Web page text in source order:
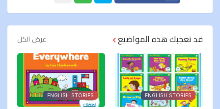
قد تعجبك هذه المواضيع عرض الكل
ENGLISH STORIES
ENGLISH STORIES